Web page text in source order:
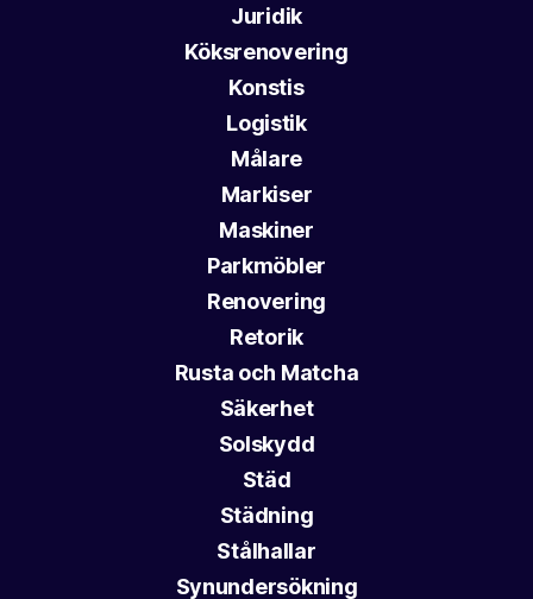
Juridik
Köksrenovering
Konstis
Logistik
Målare
Markiser
Maskiner
Parkmöbler
Renovering
Retorik
Rusta och Matcha
Säkerhet
Solskydd
Städ
Städning
Stålhallar
Synundersökning